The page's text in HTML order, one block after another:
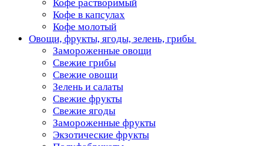
Кофе растворимый
Кофе в капсулах
Кофе молотый
Овощи, фрукты, ягоды, зелень, грибы
Замороженные овощи
Свежие грибы
Свежие овощи
Зелень и салаты
Свежие фрукты
Свежие ягоды
Замороженные фрукты
Экзотические фрукты